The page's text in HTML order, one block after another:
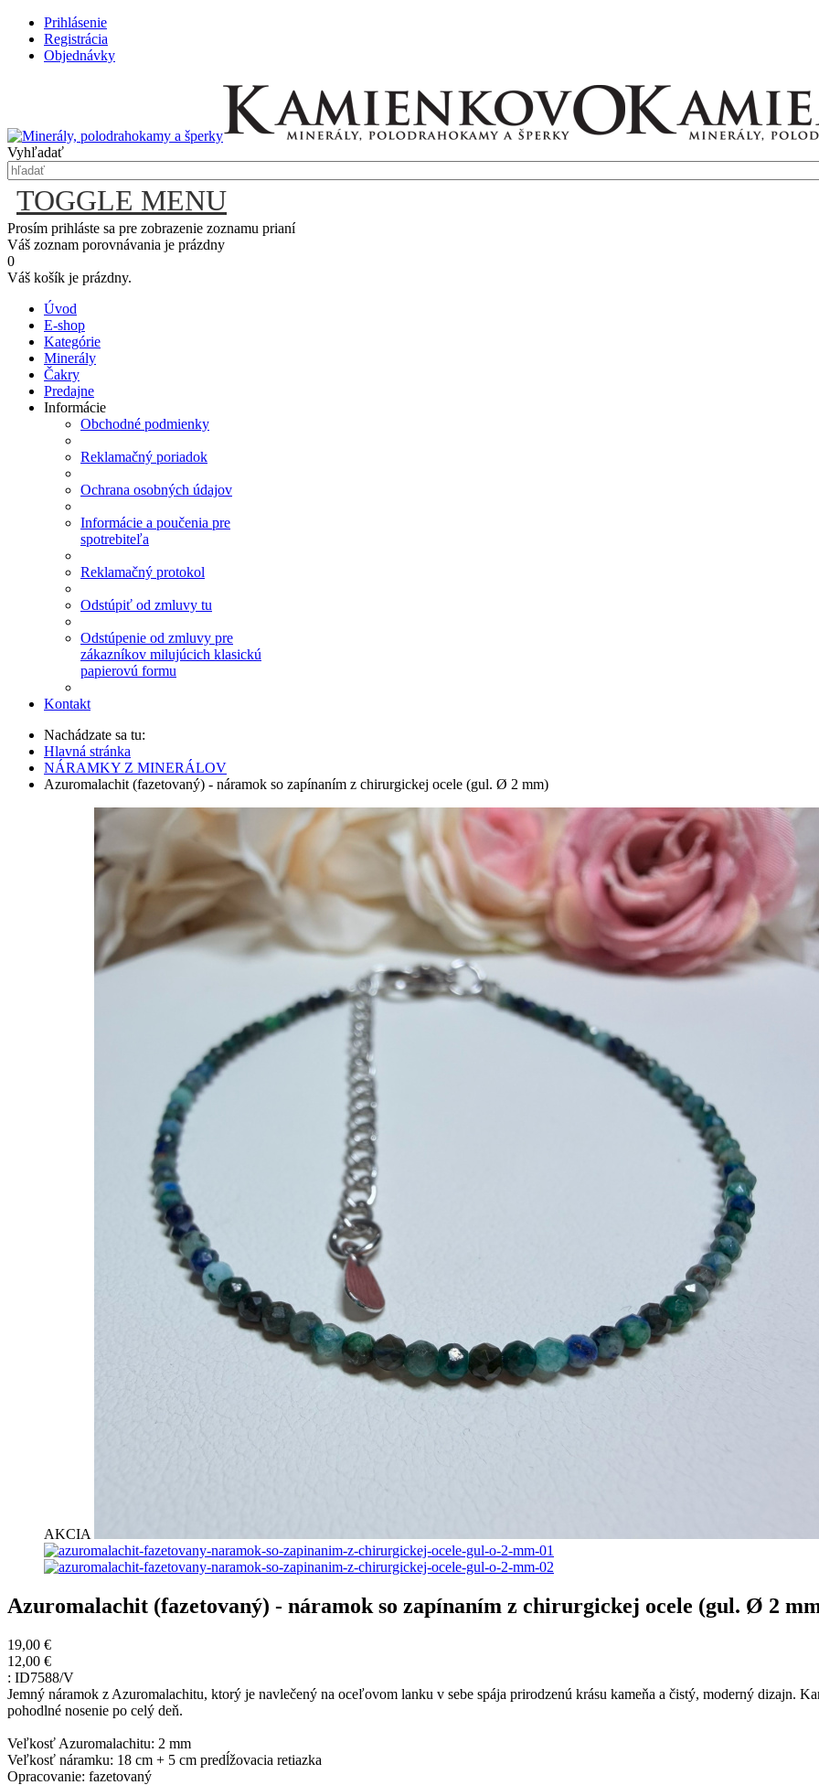
Prihlásenie
Registrácia
Objednávky
Vyhľadať
TOGGLE MENU
Prosím prihláste sa pre zobrazenie zoznamu prianí
Váš zoznam porovnávania je prázdny
0
Váš košík je prázdny.
Úvod
E-shop
Kategórie
Minerály
Čakry
Predajne
Informácie
Obchodné podmienky
Reklamačný poriadok
Ochrana osobných údajov
Informácie a poučenia pre
spotrebiteľa
Reklamačný protokol
Odstúpiť od zmluvy tu
Odstúpenie od zmluvy pre
zákazníkov milujúcich klasickú
papierovú formu
Kontakt
Nachádzate sa tu:
Hlavná stránka
NÁRAMKY Z MINERÁLOV
Azuromalachit (fazetovaný) - náramok so zapínaním z chirurgickej ocele (gul. Ø 2 mm)
AKCIA
Azuromalachit (fazetovaný) - náramok so zapínaním z chirurgickej ocele (gul. Ø 2
19,00 €
12,00 €
: ID7588/V
Jemný náramok z Azuromalachitu, ktorý je navlečený na oceľovom lanku v sebe spája prirodzenú krásu kameňa a čistý, moderný dizajn.
pohodlné nosenie po celý deň.
Veľkosť Azuromalachitu: 2 mm
Veľkosť náramku: 18 cm + 5 cm predĺžovacia retiazka
Opracovanie: fazetovaný